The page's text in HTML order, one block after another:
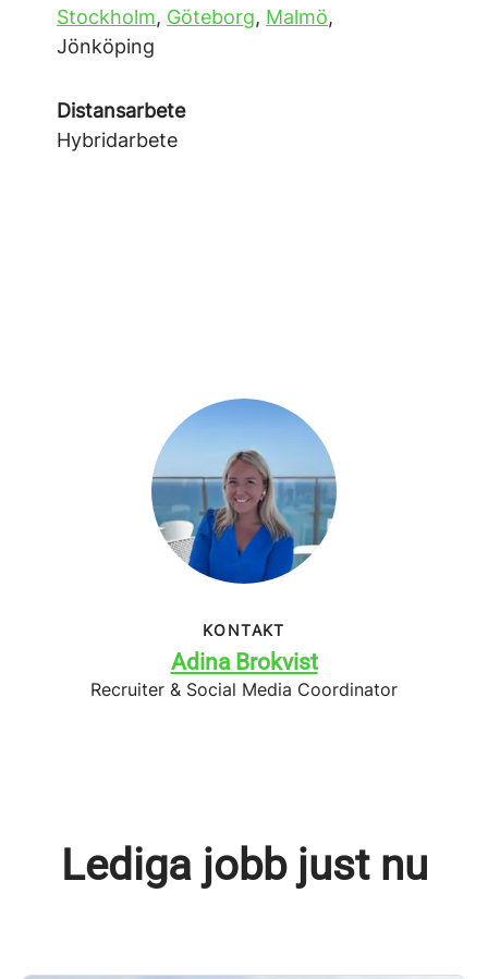
Stockholm, Göteborg, Malmö,
Jönköping
Distansarbete
Hybridarbete
KONTAKT
Adina Brokvist
Recruiter & Social Media Coordinator
Lediga jobb just nu